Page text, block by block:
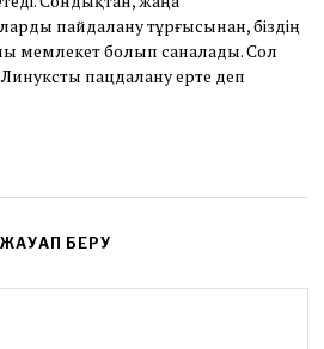
пайдалану тұрғысынан, біздің
мемлекет болып саналады. Сол
Линуксты пацдалану ерте деп
ЖАУАП БЕРУ